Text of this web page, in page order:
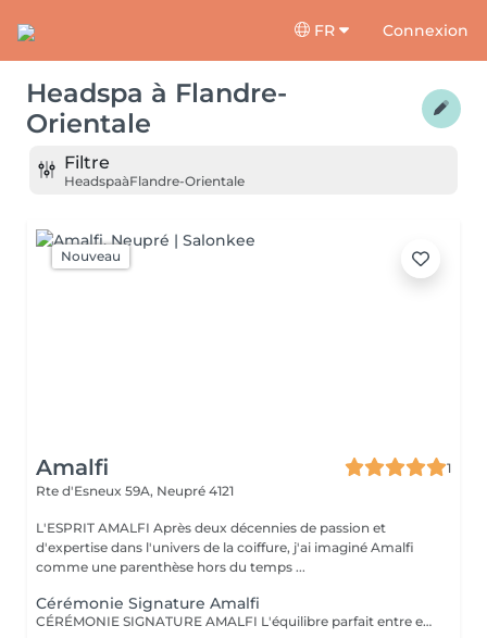
FR Connexion
Headspa à Flandre-
Orientale
Filtre
HeadspaàFlandre-Orientale
Nouveau
Amalfi
1
Rte d'Esneux 59A, Neupré 4121
L'ESPRIT AMALFI Après deux décennies de passion et
d'expertise dans l'univers de la coiffure, j'ai imaginé Amalfi
comme une parenthèse hors du temps ...
Cérémonie Signature Amalfi
CÉRÉMONIE SIGNATURE AMALFI L'équilibre parfait entre expertise capillaire et évasion sensorielle. Votre cérémonie débute par un diagnostic capillaire personnalisé afin d'élaborer un protocole de soin adapté à votre cuir chevelu et à votre fibre capillaire. Installé confortablement au Hair Spa en position allongée, profitez d'un gommage du cuir chevelu, d'un shampooing sur mesure et d'une stimulation hydromassante favorisant la microcirculation et la détente. L'expérience se prolonge sous la fontaine d'eau japonaise avec un soin profond Shu Uemura sous brume, accompagné d'un massage relaxant du cuir chevelu pour révéler des cheveux sublimés, doux et lumineux. Votre cérémonie s'achève par un brushing signature, tandis que plusieurs attentions exclusives Amalfi viendront ponctuer votre moment de bien-être. Des soins personnalisés accompagnent chaque cérémonie afin d'offrir une expérience sensorielle et un résultat sur mesure. Cette cérémonie comprend : Diagnostic capillaire personnalisé Gommage du cuir chevelu Shampooing adapté Installation au Hair Spa Stimulation hydromassante Fontaine d'eau japonaise Soin profond Shu Uemura sous brume Massage relaxant du cuir chevelu Attentions exclusives Amalfi Brushing signature